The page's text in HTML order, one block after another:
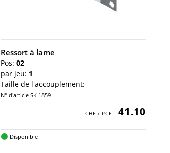
Ressort à lame
Pos: 02
par jeu: 1
Taille de l'accouplement:
N° d'article SK 1859
41.10
Disponible